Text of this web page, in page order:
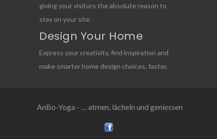
giving your visitors the absolute reason to
stay on your site.
Design Your Home
Express your creativity, find inspiration and
make smarter home design choices, faster.
AnBo-Yoga - … atmen, lächeln und geniessen